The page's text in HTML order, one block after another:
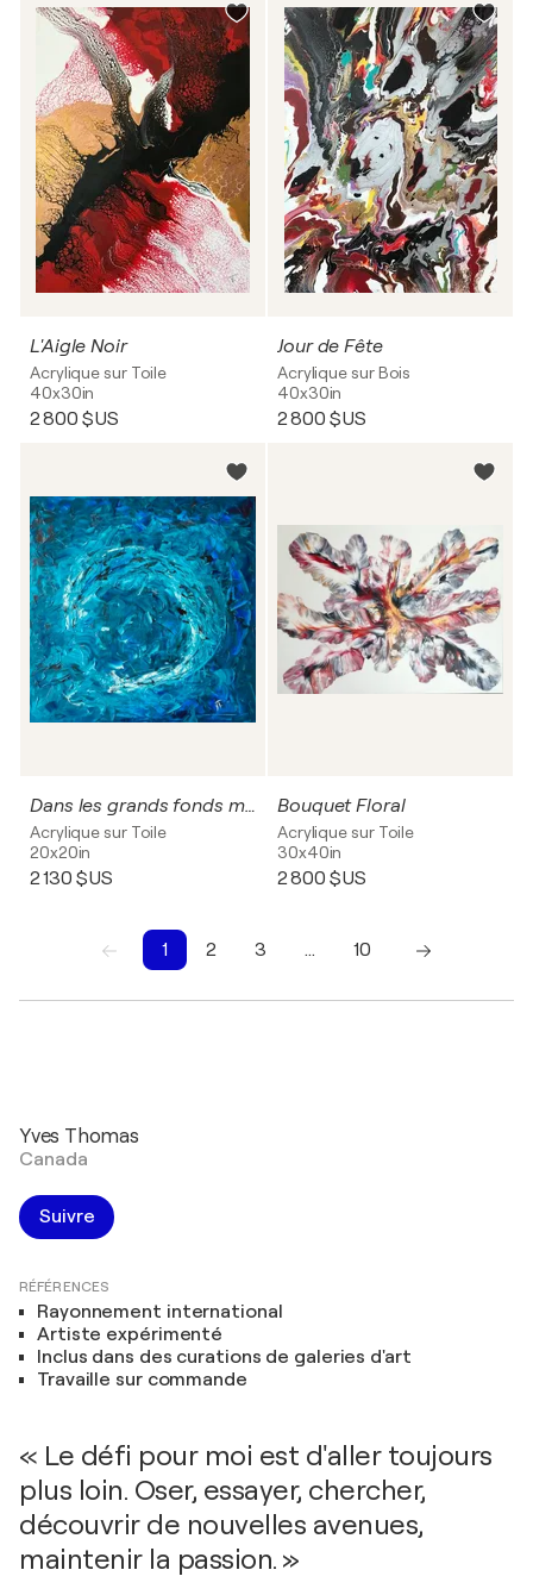
L'Aigle Noir
Acrylique sur Toile
40x30in
2 800 $US
Jour de Fête
Acrylique sur Bois
40x30in
2 800 $US
Dans les grands fonds marins....
Acrylique sur Toile
20x20in
2 130 $US
Bouquet Floral
Acrylique sur Toile
30x40in
2 800 $US
1 2 3 …
10
Yves Thomas
Canada
Suivre
RÉFÉRENCES
Rayonnement international
Artiste expérimenté
Inclus dans des curations de galeries d'art
Travaille sur commande
« Le défi pour moi est d'aller toujours
plus loin. Oser, essayer, chercher,
découvrir de nouvelles avenues,
maintenir la passion. »